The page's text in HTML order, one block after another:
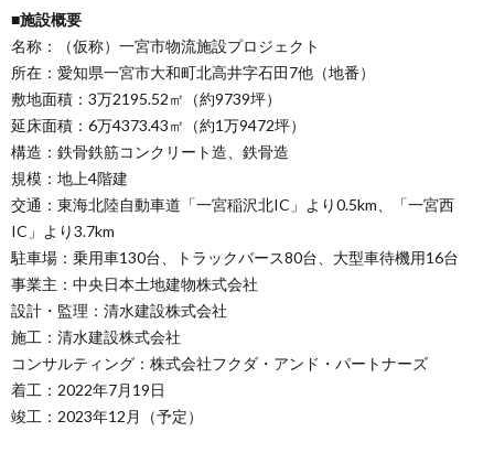
■施設概要
名称：（仮称）一宮市物流施設プロジェクト
所在：愛知県一宮市大和町北高井字石田7他（地番）
敷地面積：3万2195.52㎡（約9739坪）
延床面積：6万4373.43㎡（約1万9472坪）
構造：鉄骨鉄筋コンクリート造、鉄骨造
規模：地上4階建
交通：東海北陸自動車道「一宮稲沢北IC」より0.5km、「一宮西
IC」より3.7km
駐車場：乗用車130台、トラックバース80台、大型車待機用16台
事業主：中央日本土地建物株式会社
設計・監理：清水建設株式会社
施工：清水建設株式会社
コンサルティング：株式会社フクダ・アンド・パートナーズ
着工：2022年7月19日
竣工：2023年12月（予定）